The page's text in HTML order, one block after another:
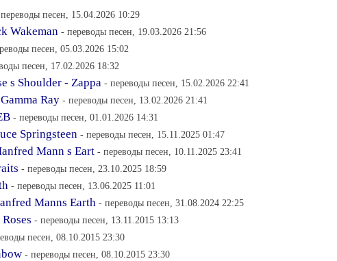
песен, 15.04.2026 10:29
Wakeman - переводы песен, 19.03.2026 21:56
песен, 05.03.2026 15:02
песен, 17.02.2026 18:32
s Shoulder - Zappa - переводы песен, 15.02.2026 22:41
Ray - переводы песен, 13.02.2026 21:41
- переводы песен, 01.01.2026 14:31
Springsteen - переводы песен, 15.11.2025 01:47
Mann s Eart - переводы песен, 10.11.2025 23:41
- переводы песен, 23.10.2025 18:59
- переводы песен, 13.06.2025 11:01
Manns Earth - переводы песен, 31.08.2024 22:25
- переводы песен, 13.11.2015 13:13
песен, 08.10.2015 23:30
- переводы песен, 08.10.2015 23:30